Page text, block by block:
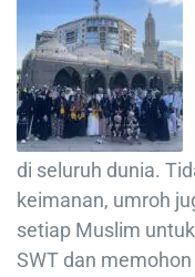
di seluruh dunia.
keimanan, umroh
setiap Muslim
SWT dan